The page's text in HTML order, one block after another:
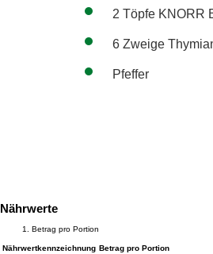
2 Töpfe KNORR
6 Zweige
Pfeffer
Nährwerte
Betrag pro Portion
Nährwertkennzeichnung Betrag pro Portion